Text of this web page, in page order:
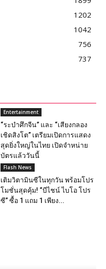
1202
1042
756
737
Entertainment
“ระบำศึกจีน” และ “เสียงกลอง
เชิดสิงโต” เตรียมเปิดการแสดง
สุดยิ่งใหญ่ในไทย เปิดจำหน่าย
บัตรแล้ววันนี้
Flash News
เติมวิตามินซีในทุกวัน พร้อมโปร
โมชั่นสุดคุ้ม! “บีไชน์ ไบโอ โปร
ซี” ซื้อ 1 แถม 1 เพียง...